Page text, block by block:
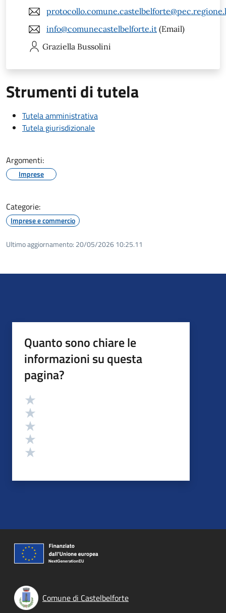
info@comunecastelbelforte.it (Email)
Graziella Bussolini
Strumenti di tutela
Tutela amministrativa
Tutela giurisdizionale
Argomenti:
Imprese
Categorie:
Imprese e commercio
Ultimo aggiornamento: 20/05/2026 10:25.11
Quanto sono chiare le
informazioni su questa
pagina?
Valutazione
Comune di Castelbelforte